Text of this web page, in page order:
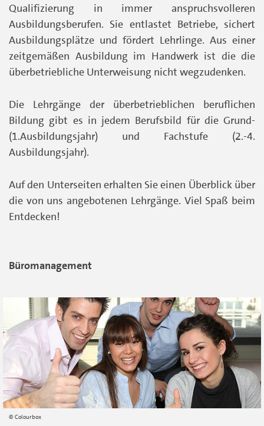
Qualifizierung in immer anspruchsvolleren
Ausbildungsberufen. Sie entlastet Betriebe, sichert
Ausbildungsplätze und fördert Lehrlinge. Aus einer
zeitgemäßen Ausbildung im Handwerk ist die die
überbetriebliche Unterweisung nicht wegzudenken.
Die Lehrgänge der überbetrieblichen beruflichen
Bildung gibt es in jedem Berufsbild für die Grund-
(1.Ausbildungsjahr) und Fachstufe (2.-4.
Ausbildungsjahr).
Auf den Unterseiten erhalten Sie einen Überblick über
die von uns angebotenen Lehrgänge. Viel Spaß beim
Entdecken!
Büromanagement
Colourbox